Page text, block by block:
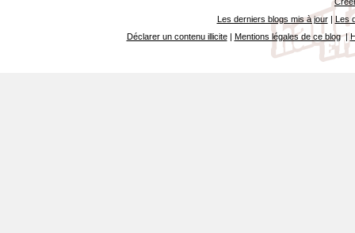
Les derniers blogs mis à jour| Les
Déclarer un contenu illicite| Mentions légales de ce blog|